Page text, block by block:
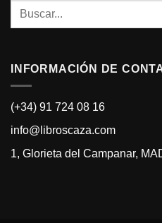
Buscar
INFORMACIÓN DE
(+34) 91 724 08 16
info@libroscaza.com
1, Glorieta del Campanar,